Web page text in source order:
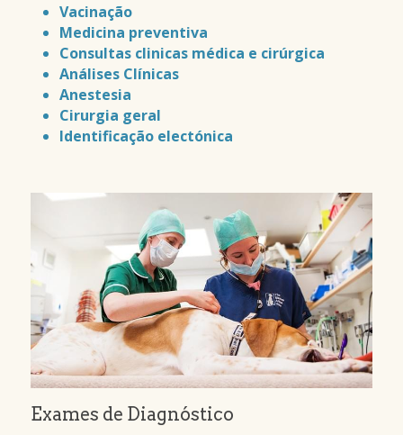
Vacinação
Medicina preventiva
Consultas clinicas médica e cirúrgica
Análises Clínicas
Anestesia
Cirurgia geral
Identificação electónica
Exames de Diagnóstico